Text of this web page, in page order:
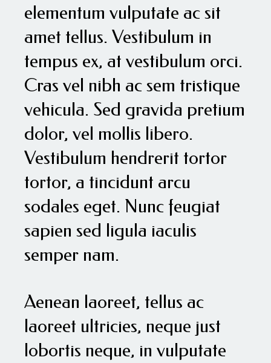
elementum vulputate ac sit
amet tellus. Vestibulum in
tempus ex, at vestibulum orci.
Cras vel nibh ac sem tristique
vehicula. Sed gravida pretium
dolor, vel mollis libero.
Vestibulum hendrerit tortor
tortor, a tincidunt arcu
sodales eget. Nunc feugiat
sapien sed ligula iaculis
semper nam.
Aenean laoreet, tellus ac
laoreet ultricies, neque just
lobortis neque, in vulputate